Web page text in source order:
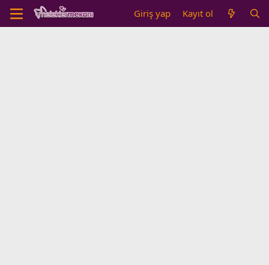
Giriş yap Kayıt ol